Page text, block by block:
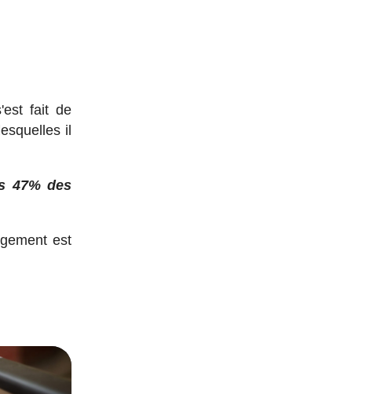
fait de
il
47% des
est